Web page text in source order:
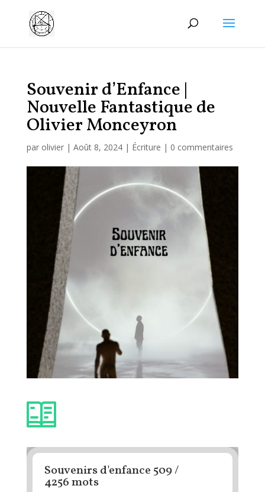
Souvenir d’Enfance |
Nouvelle Fantastique de
Olivier Monceyron
par olivier| Août 8, 2024| Écriture | 0 commentaires
Souvenirs d'enfance 509 /
4256 mots